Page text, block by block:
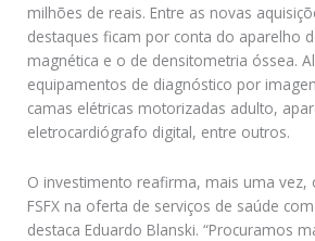
milhões de reais. Entre as novas
destaques ficam por conta do aparelho
magnética e o de densitometria óssea.
equipamentos de diagnóstico por
camas elétricas motorizadas adulto,
eletrocardiógrafo digital, entre outros.
O investimento reafirma, mais uma
FSFX na oferta de serviços de saúde
destaca Eduardo Blanski. “Procuramos